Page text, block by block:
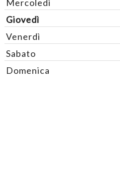
Mercoledì
Giovedì
Venerdì
Sabato
Domenica